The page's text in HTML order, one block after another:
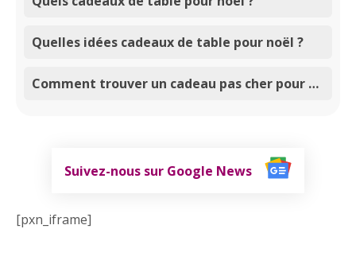
Quelles idées cadeaux de table pour noël ?
Comment trouver un cadeau pas cher pour noël ?
Suivez-nous sur Google News
[pxn_iframe]